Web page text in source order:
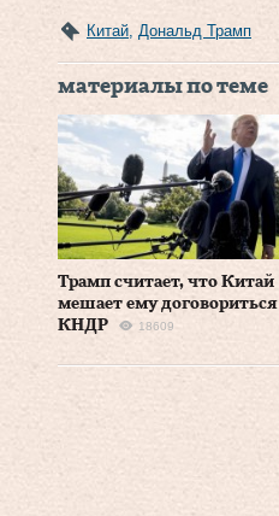
Китай Дональд Трамп
материалы по теме
Трамп считает, что Китай
мешает ему договориться
КНДР
18609